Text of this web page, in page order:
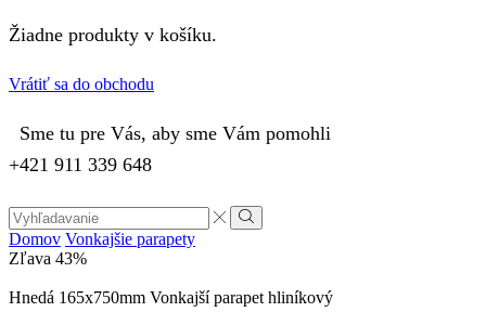
Žiadne produkty v košíku.
Vrátiť sa do obchodu
Sme tu pre Vás, aby sme Vám pomohli
+421 911 339 648
Domov Vonkajšie parapety
Zľava 43%
Hnedá 165x750mm Vonkajší parapet hliníkový